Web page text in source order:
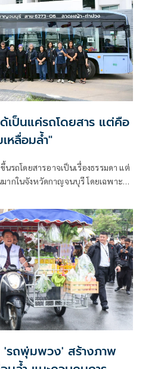
เป็นแค่รถโดยสาร แต่คือ
หลื่อมล้ำ"
รถโดยสารอาจเป็นเรื่องธรรมดา แต่
ากในจังหวัดกาญจนบุรี โดยเฉพาะผู้
'รถพุ่มพวง' สร้างภาพ